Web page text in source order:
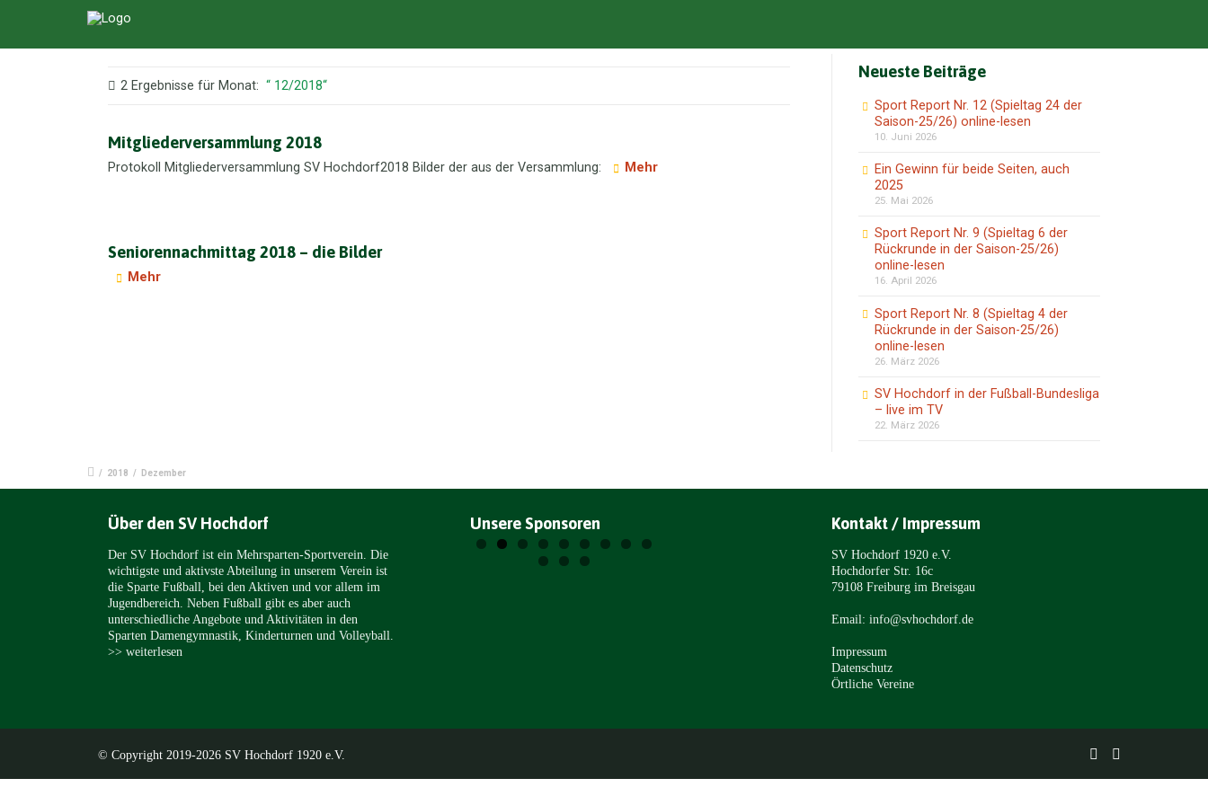
2 Ergebnisse für Monat: 12/2018
Mitgliederversammlung 2018
Protokoll Mitgliederversammlung SV Hochdorf2018 Bilder der aus der Versammlung: Mehr
Seniorennachmittag 2018 – die Bilder
Mehr
Neueste Beiträge
Sport Report Nr. 12 (Spieltag 24 der
Saison-25/26) online-lesen
10. Juni 2026
Ein Gewinn für beide Seiten, auch
2025
25. Mai 2026
Sport Report Nr. 9 (Spieltag 6 der
Rückrunde in der Saison-25/26)
online-lesen
16. April 2026
Sport Report Nr. 8 (Spieltag 4 der
Rückrunde in der Saison-25/26)
online-lesen
26. März 2026
SV Hochdorf in der Fußball-Bundesliga
– live im TV
22. März 2026
/ 2018 / Dezember
Über den SV Hochdorf
Der SV Hochdorf ist ein Mehrsparten-Sportverein. Die
wichtigste und aktivste Abteilung in unserem Verein ist
die Sparte Fußball, bei den Aktiven und vor allem im
Jugendbereich. Neben Fußball gibt es aber auch
unterschiedliche Angebote und Aktivitäten in den
Sparten Damengymnastik, Kinderturnen und Volleyball.
>> weiterlesen
Unsere Sponsoren Kontakt / Impressum
SV Hochdorf 1920 e.V.
Hochdorfer Str. 16c
79108 Freiburg im Breisgau
Email: info@svhochdorf.de
Impressum
Datenschutz
Örtliche Vereine
© Copyright 2019-2026 SV Hochdorf 1920 e.V.